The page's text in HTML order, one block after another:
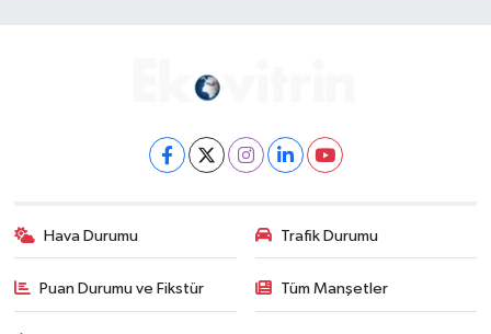
Hava Durumu Trafik Durumu
Puan Durumu ve Fikstür Tüm Manşetler